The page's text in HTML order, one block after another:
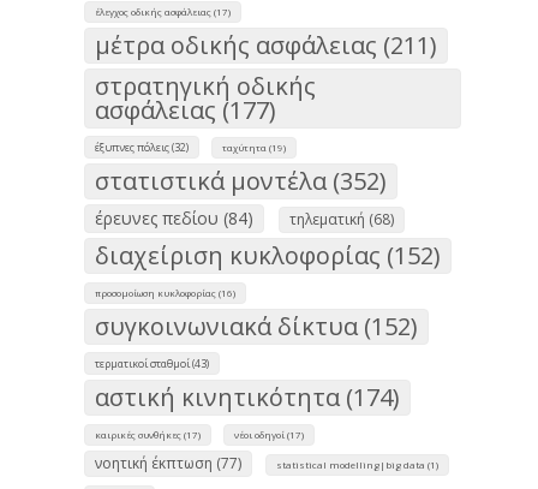
έλεγχος οδικής ασφάλειας (17)
μέτρα οδικής ασφάλειας (211)
στρατηγική οδικής
ασφάλειας (177)
έξυπνες πόλεις (32) ταχύτητα (19)
στατιστικά μοντέλα (352)
έρευνες πεδίου (84) τηλεματική (68)
διαχείριση κυκλοφορίας (152)
προσομοίωση κυκλοφορίας (16)
συγκοινωνιακά δίκτυα (152)
τερματικοί σταθμοί (43)
αστική κινητικότητα (174)
καιρικές συνθήκες (17) νέοι οδηγοί (17)
νοητική έκπτωση (77) statistical modelling|big data (1)